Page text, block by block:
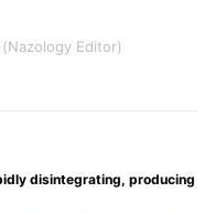
Nazology Editor
disintegrating, producing